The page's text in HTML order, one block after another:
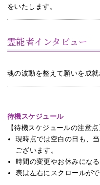
をいたします。
霊能者インタビュー
魂の波動を整えて願いを成就
待機スケジュール
【待機スケジュールの注意点
現時点では空白の日も、
ございます。
時間の変更やお休みにな
表は左右にスクロールがで